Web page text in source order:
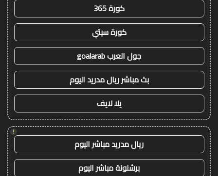
كورة 365
كورة سيتي
جول العرب goalarab
بث مباشر ريال مدريد اليوم
يلا لايف
!
ريال مدريد مباشر اليوم
برشلونة مباشر اليوم